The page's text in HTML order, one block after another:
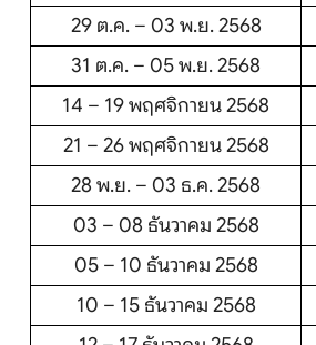
29 ต.ค. – 03 พ.ย. 2568
31 ต.ค. – 05 พ.ย. 2568
14 – 19 พฤศจิกายน 2568
21 – 26 พฤศจิกายน 2568
28 พ.ย. – 03 ธ.ค. 2568
03 – 08 ธันวาคม 2568
05 – 10 ธันวาคม 2568
10 – 15 ธันวาคม 2568